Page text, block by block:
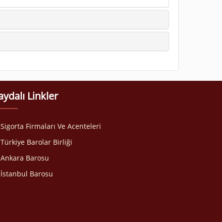
Linkler
Sigorta Firmaları Ve Acenteleri
Türkiye Barolar Birliği
Ankara Barosu
İstanbul Barosu